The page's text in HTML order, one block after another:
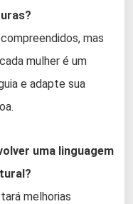
mas
mulher é um
e adapte sua
uma linguagem
melhorias